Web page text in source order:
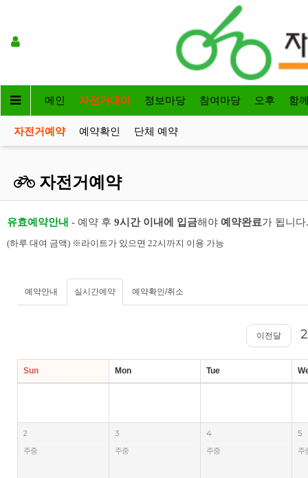
메인 자전거대여 정보마당 참여마당 오후 함
자전거예약 예약확인 단체 예약
자전거예약
유효예약안내 - 예약 후 9시간 이내에 입금해야 예약완료가 됩니다.
(하루 대여 금액) ※라이트가 있으면 22시까지 이용 가능
예약안내 실시간예약 예약확인/취소
이전달
Sun Mon Tue
2
주중
3
주중
4
주중
5
주